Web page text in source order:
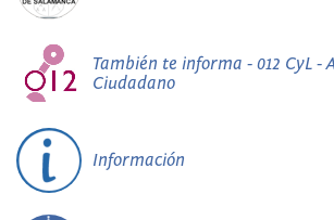
También te informa - 012 CyL -
Ciudadano
Información